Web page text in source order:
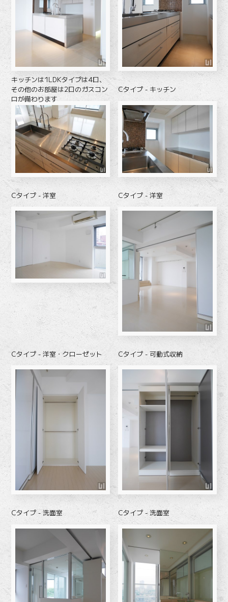
キッチンは1LDKタイプは4口、
その他のお部屋は2口のガスコン
ロが備わります
Cタイプ - キッチン
Cタイプ - 洋室 Cタイプ - 洋室
Cタイプ - 洋室・クローゼット Cタイプ - 可動式収納
Cタイプ - 洗面室 Cタイプ - 洗面室